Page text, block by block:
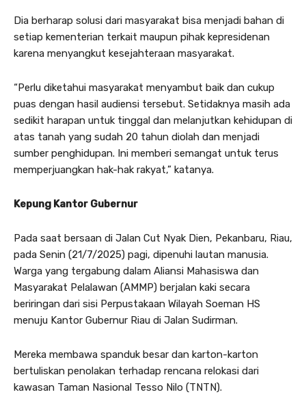
Dia berharap solusi dari masyarakat bisa menjadi bahan di
setiap kementerian terkait maupun pihak kepresidenan
karena menyangkut kesejahteraan masyarakat.
“Perlu diketahui masyarakat menyambut baik dan cukup
puas dengan hasil audiensi tersebut. Setidaknya masih ada
sedikit harapan untuk tinggal dan melanjutkan kehidupan di
atas tanah yang sudah 20 tahun diolah dan menjadi
sumber penghidupan. Ini memberi semangat untuk terus
memperjuangkan hak-hak rakyat,” katanya.
Kepung Kantor Gubernur
Pada saat bersaan di Jalan Cut Nyak Dien, Pekanbaru, Riau,
pada Senin (21/7/2025) pagi, dipenuhi lautan manusia.
Warga yang tergabung dalam Aliansi Mahasiswa dan
Masyarakat Pelalawan (AMMP) berjalan kaki secara
beriringan dari sisi Perpustakaan Wilayah Soeman HS
menuju Kantor Gubernur Riau di Jalan Sudirman.
Mereka membawa spanduk besar dan karton-karton
bertuliskan penolakan terhadap rencana relokasi dari
kawasan Taman Nasional Tesso Nilo (TNTN).